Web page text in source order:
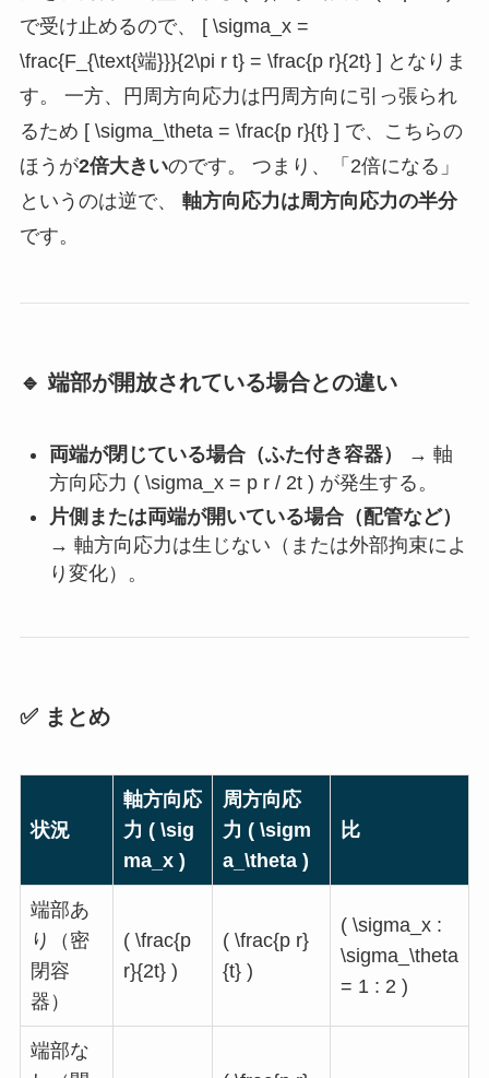
で受け止めるので、 [ \sigma_x =
\frac{F_{\text{端}}}{2\pi r t} = \frac{p r}{2t} ] となりま
す。 一方、円周方向応力は円周方向に引っ張られ
るため [ \sigma_\theta = \frac{p r}{t} ] で、こちらの
ほうが2倍大きいのです。 つまり、「2倍になる」
というのは逆で、 軸方向応力は周方向応力の半分
です。
🔹 端部が開放されている場合との違い
両端が閉じている場合（ふた付き容器）
→ 軸
方向応力 ( \sigma_x = p r / 2t ) が発生する。
片側または両端が開いている場合（配管など）
→ 軸方向応力は生じない（または外部拘束によ
り変化）。
✅ まとめ
状況
軸方向応
力 ( \sig
ma_x )
周方向応
力 ( \sigm
a_\theta )
比
端部あ
り（密
閉容
器）
( \frac{p
r}{2t} )
( \frac{p r}
{t} )
( \sigma_x :
\sigma_\theta
= 1 : 2 )
端部な